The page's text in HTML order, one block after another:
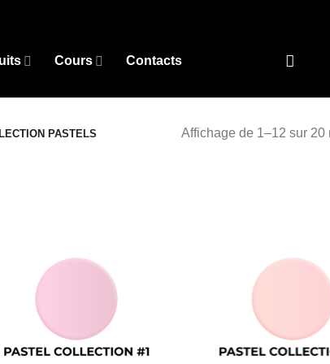
Cours Contacts
PASTELS Affichage de 1–12 sur 20